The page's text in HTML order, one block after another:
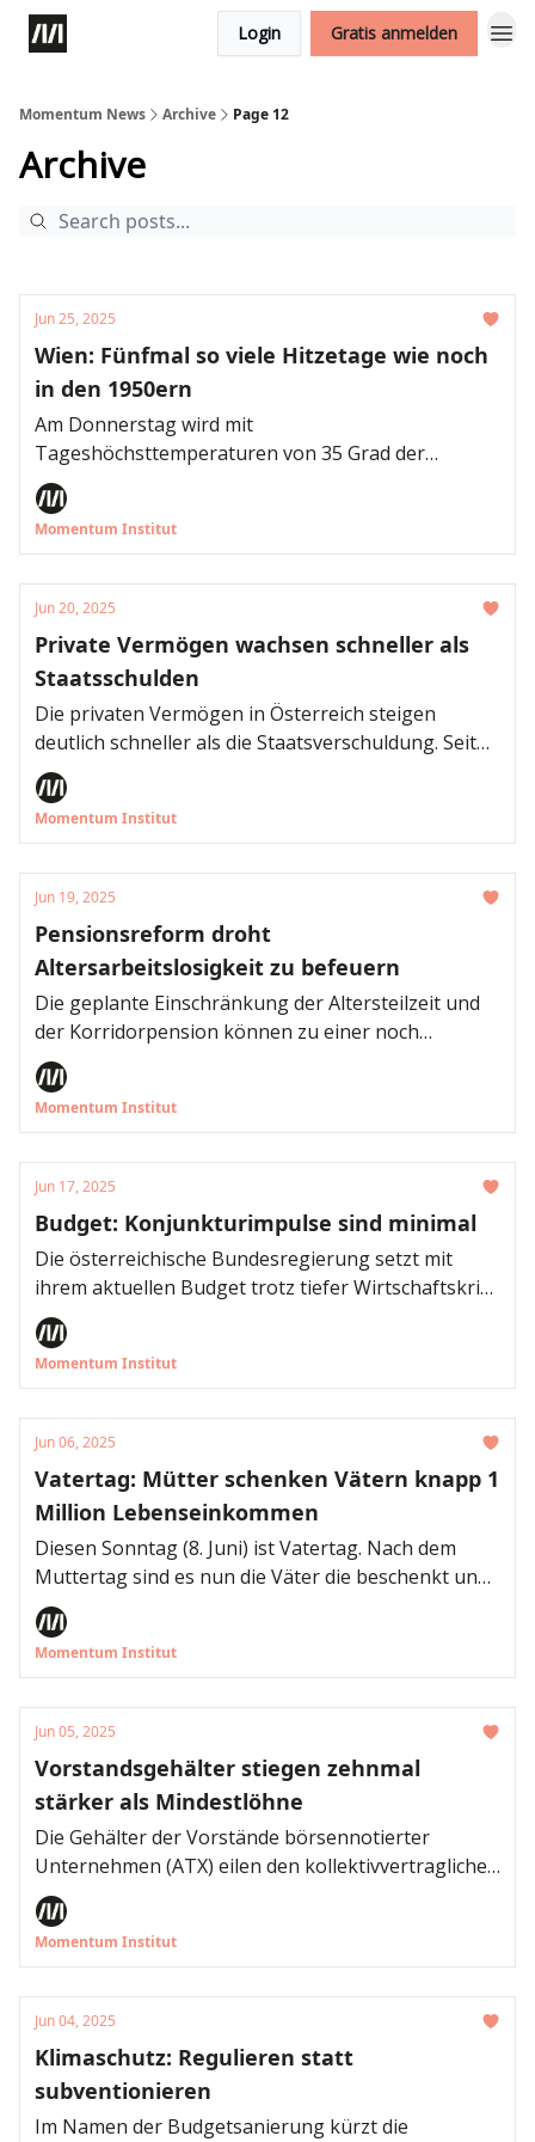
Login Gratis anmelden
Momentum News Archive Page 12
Archive
Jun 25, 2025
Wien: Fünfmal so viele Hitzetage wie noch
in den 1950ern
Am Donnerstag wird mit
Tageshöchsttemperaturen von 35 Grad der
heißeste Tag seit Jahresbeginn erwartet. Seit 1955
haben sich die Hitzetage in Wien mehr als
verfünffacht, während Eistage immer weniger
rasanter als andere europäische Länder sowie im
Vergleich zum durchschnittlichen globalen
Temperaturanstieg, wie eine Aussendung des
Momentum Instituts zeigt.
Momentum Institut
Jun 20, 2025
Private Vermögen wachsen schneller als
Staatsschulden
Die privaten Vermögen in Österreich steigen
deutlich schneller als die Staatsverschuldung. Seit
2020 legten die Staatsschulden pro Einwohner:in
netto um 3.670 Euro zu, während das Netto-
Finanzvermögen der privaten Haushalte und
anstieg. Das Momentum Institut empfiehlt mehr
vermögensbezogene Steuern für die
Budgetsanierung.
Momentum Institut
Jun 19, 2025
Pensionsreform droht
Altersarbeitslosigkeit zu befeuern
Die geplante Einschränkung der Altersteilzeit und
der Korridorpension können zu einer noch
höheren Arbeitslosigkeit im Alter führen, wenn
nicht auch die Betriebe in die Pflicht genommen
werden, tatsächlich mehr ältere
Momentum Institut zu bedenken.
Momentum Institut
Jun 17, 2025
Budget: Konjunkturimpulse sind minimal
Die österreichische Bundesregierung setzt mit
ihrem aktuellen Budget trotz tiefer Wirtschaftskrise
überwiegend auf Einsparungen und höhere
Steuern. Die wirtschaftlichen Impulse bleiben
jedoch gering. Das zeigt eine aktuelle Analyse des
Maßnahmen für Menschen mit niedrigem
Einkommen, um die Konjunktur nachhaltig zu
beleben.
Momentum Institut
Jun 06, 2025
Vatertag: Mütter schenken Vätern knapp 1
Million Lebenseinkommen
Diesen Sonntag (8. Juni) ist Vatertag. Nach dem
Muttertag sind es nun die Väter die beschenkt und
geehrt werden. Doch während Mütter sich oft mit
Blumen, Frühstück ans Bett oder „Putz-freien“
Tagen begnügen müssen, werden Väter von den
schenken Vätern rechnerisch knapp eine Million
Euro ihres Lebenseinkommens, wie eine
Auswertung des Momentum Instituts auf Basis des
Mikrozensus 2023 anhand einer Modell-Rechnung
zeigt.
Momentum Institut
Jun 05, 2025
Vorstandsgehälter stiegen zehnmal
stärker als Mindestlöhne
Die Gehälter der Vorstände börsennotierter
Unternehmen (ATX) eilen den kollektivvertraglichen
Mindestlöhnen davon. Auch die Besitzer:innen der
Unternehmen stiegen deutlich besser aus als die
Arbeitnehmer:innen zu Mindestlöhnen, wie eine
Momentum Institut
Jun 04, 2025
Klimaschutz: Regulieren statt
subventionieren
Im Namen der Budgetsanierung kürzt die